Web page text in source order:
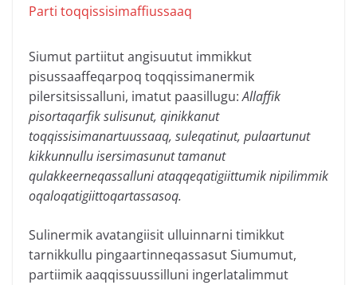
Parti toqqissisimaffiussaaq
Siumut partiitut angisuutut immikkut
pisussaaffeqarpoq toqqissimanermik
pilersitsissalluni, imatut paasillugu:Allaffik
pisortaqarfik sulisunut, qinikkanut
toqqissisimanartuussaaq, suleqatinut, pulaartunut
kikkunnullu isersimasunut tamanut
qulakkeerneqassalluni ataqqeqatigiittumik nipilimmik
oqaloqatigiittoqartassasoq.
Sulinermik avatangiisit ulluinnarni timikkut
tarnikkullu pingaartinneqassasut Siumumut,
partiimik aaqqissuussilluni ingerlatalimmut